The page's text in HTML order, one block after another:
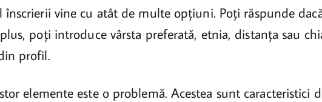
vine cu atât de multe opțiuni. Poți răspunde
poți introduce vârsta preferată, etnia, distanța sau
profil.
elemente este o problemă. Acestea sunt caracteristici